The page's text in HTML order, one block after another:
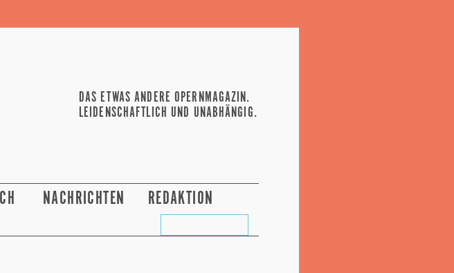
DAS ETWAS ANDERE OPERNMAGAZIN.
LEIDENSCHAFTLICH UND UNABHÄNGIG.
NACHRICHTEN REDAKTION